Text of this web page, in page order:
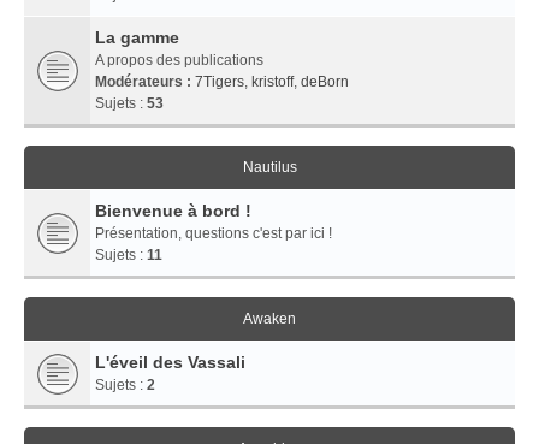
La gamme
A propos des publications
Modérateurs : 7Tigers, kristoff, deBorn
Sujets : 53
Nautilus
Bienvenue à bord !
Présentation, questions c'est par ici !
Sujets : 11
Awaken
L'éveil des Vassali
Sujets : 2